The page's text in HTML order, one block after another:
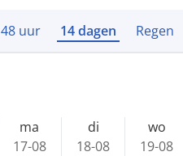
48 uur 14 dagen Regen
ma
17-08
di
18-08
wo
19-08